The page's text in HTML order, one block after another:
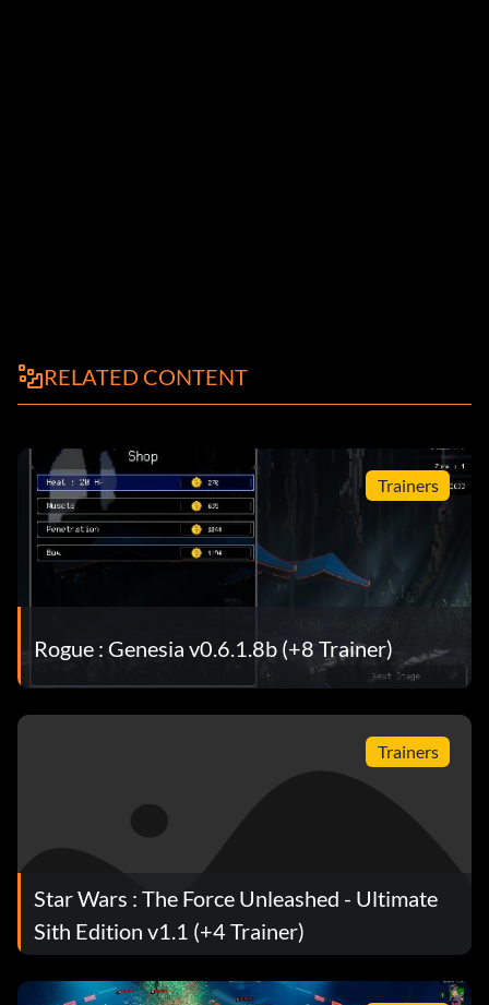
RELATED CONTENT
Trainers
Rogue : Genesia v0.6.1.8b (+8 Trainer)
Trainers
Star Wars : The Force Unleashed - Ultimate
Sith Edition v1.1 (+4 Trainer)